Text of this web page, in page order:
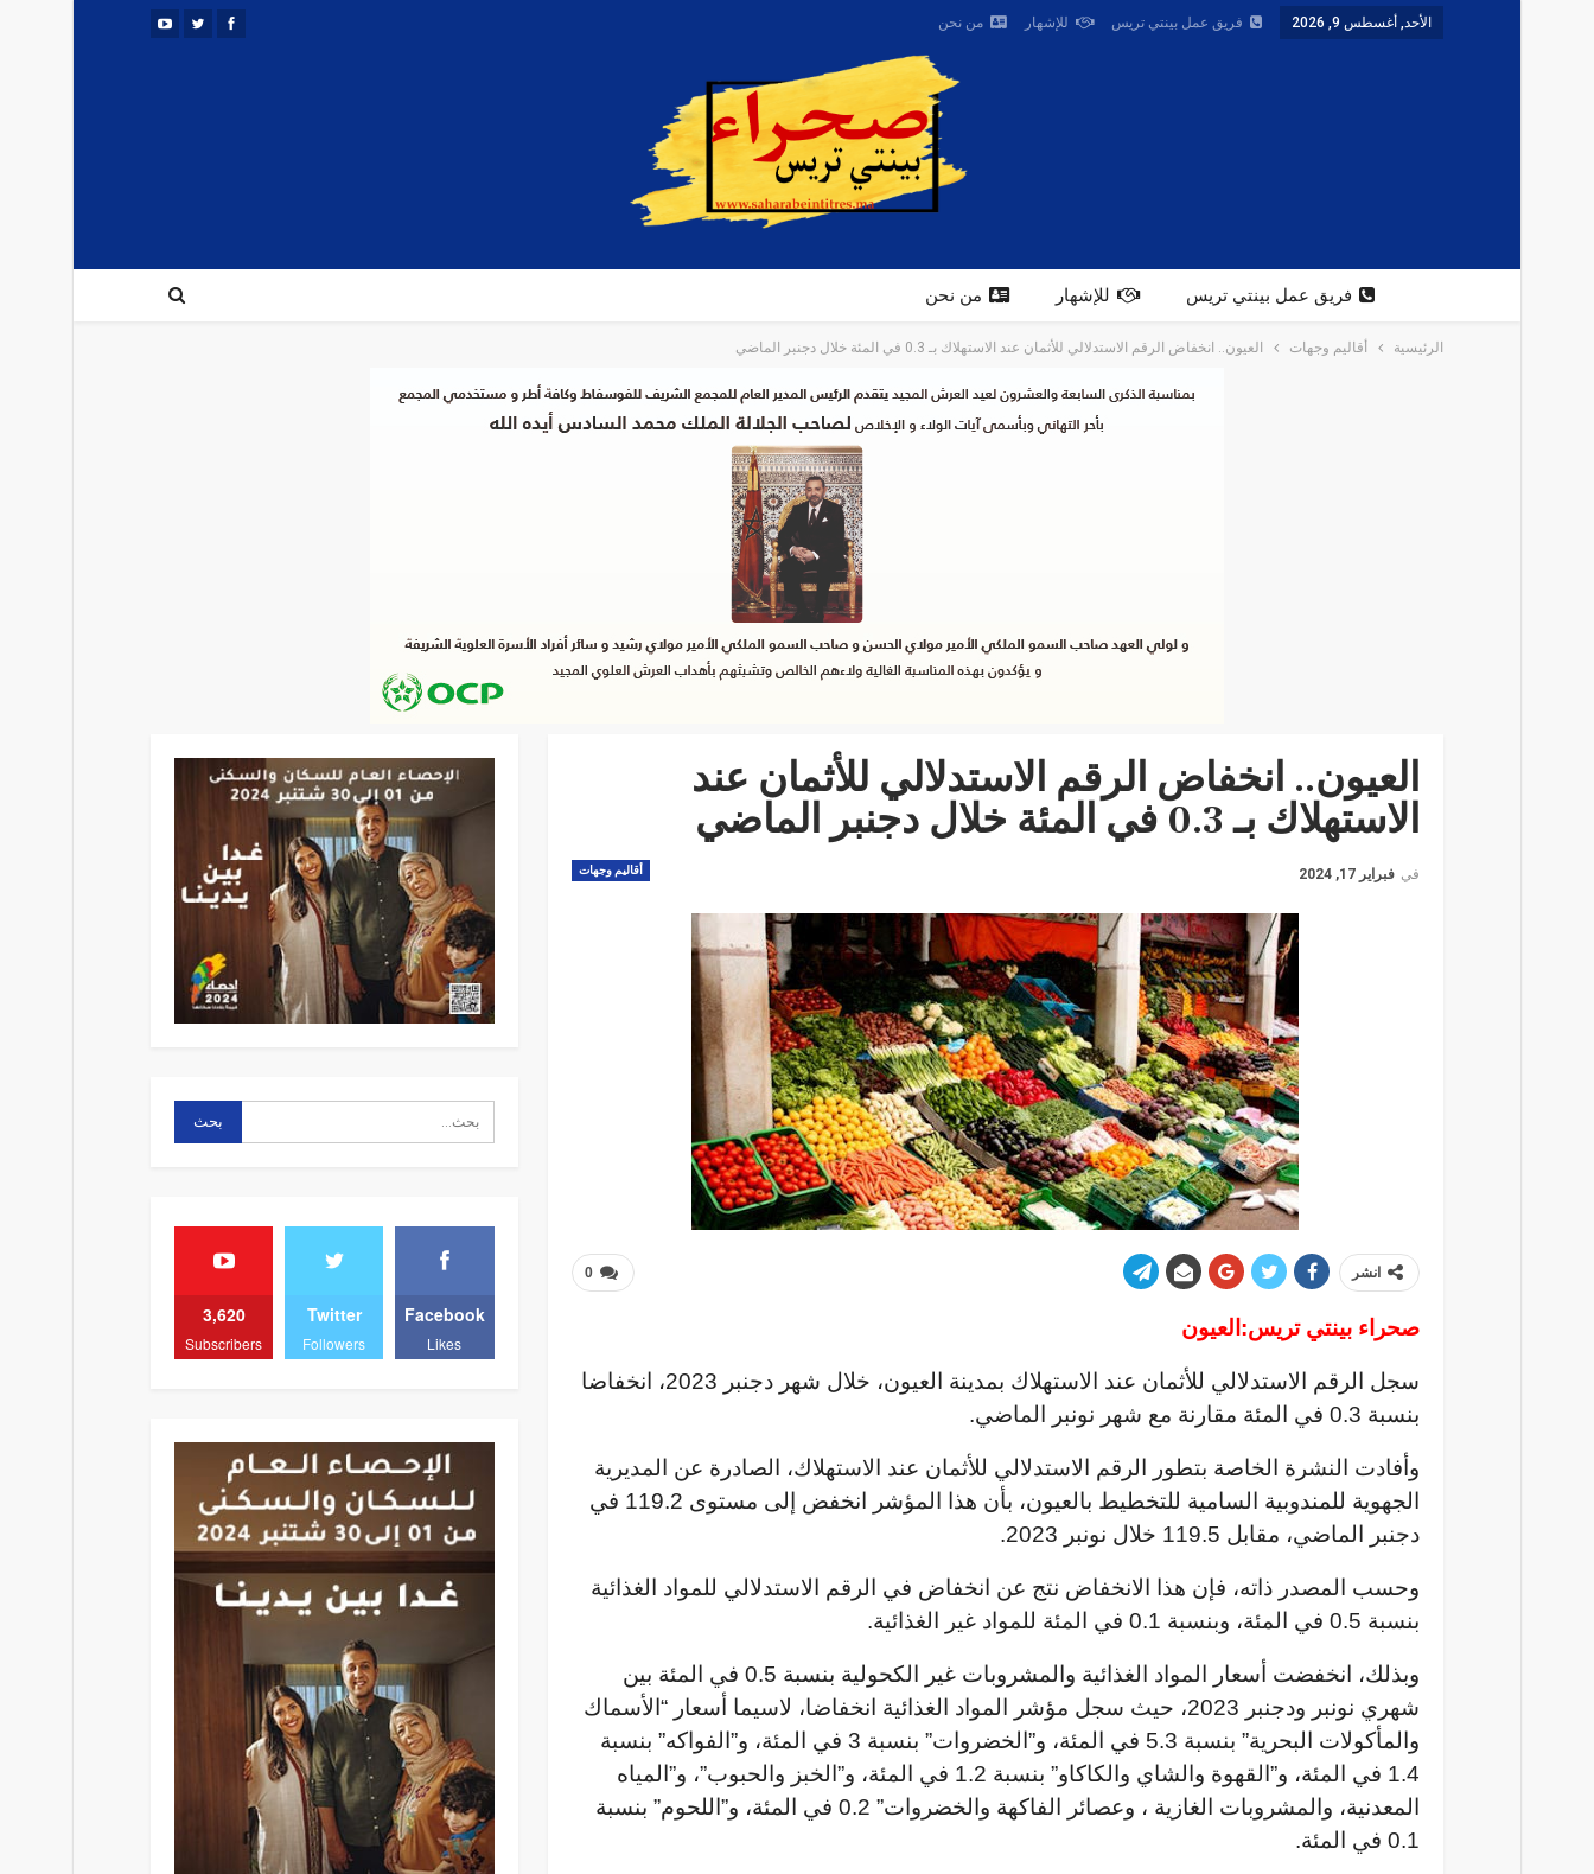
الأحد, أغسطس 9, 2026 فريق عمل بينتي تريس للإشهار من نحن
فريق عمل بينتي تريس للإشهار من نحن
الرئيسية أقاليم وجهات العيون.. انخفاض الرقم الاستدلالي للأثمان عند الاستهلاك بـ 0.3 في المئة خلال دجنبر الماضي
العيون.. انخفاض الرقم الاستدلالي للأثمان عند
الاستهلاك بـ 0.3 في المئة خلال دجنبر الماضي
أقاليم وجهات في فبراير 17, 2024
0 انشر
صحراء بينتي تريس:العيون
سجل الرقم الاستدلالي للأثمان عند الاستهلاك بمدينة العيون، خلال شهر دجنبر 2023، انخفاضا
بنسبة 0.3 في المئة مقارنة مع شهر نونبر الماضي.
وأفادت النشرة الخاصة بتطور الرقم الاستدلالي للأثمان عند الاستهلاك، الصادرة عن المديرية
الجهوية للمندوبية السامية للتخطيط بالعيون، بأن هذا المؤشر انخفض إلى مستوى 119.2 في
دجنبر الماضي، مقابل 119.5 خلال نونبر 2023.
وحسب المصدر ذاته، فإن هذا الانخفاض نتج عن انخفاض في الرقم الاستدلالي للمواد الغذائية
بنسبة 0.5 في المئة، وبنسبة 0.1 في المئة للمواد غير الغذائية.
وبذلك، انخفضت أسعار المواد الغذائية والمشروبات غير الكحولية بنسبة 0.5 في المئة بين
شهري نونبر ودجنبر 2023، حيث سجل مؤشر المواد الغذائية انخفاضا، لاسيما أسعار “الأسماك
والمأكولات البحرية” بنسبة 5.3 في المئة، و”الخضروات” بنسبة 3 في المئة، و”الفواكه” بنسبة
1.4 في المئة، و”القهوة والشاي والكاكاو” بنسبة 1.2 في المئة، و”الخبز والحبوب”، و”المياه
المعدنية، والمشروبات الغازية ، وعصائر الفاكهة والخضروات” 0.2 في المئة، و”اللحوم” بنسبة
0.1 في المئة.
Facebook
Likes
Twitter
Followers
3,620
Subscribers